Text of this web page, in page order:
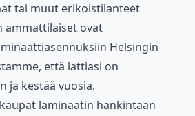
tai muut erikoistilanteet
ammattilaiset ovat
Helsingin
että lattiasi on
ja kestää vuosia.
laminaatin hankintaan